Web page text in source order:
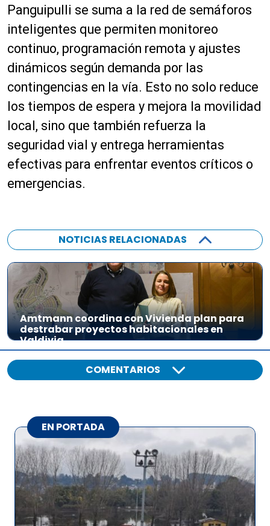
Panguipulli se suma a la red de semáforos
inteligentes que permiten monitoreo
continuo, programación remota y ajustes
dinámicos según demanda por las
contingencias en la vía. Esto no solo reduce
los tiempos de espera y mejora la movilidad
local, sino que también refuerza la
seguridad vial y entrega herramientas
efectivas para enfrentar eventos críticos o
emergencias.
NOTICIAS RELACIONADAS
Amtmann coordina con Vivienda plan para
destrabar proyectos habitacionales en
Valdivia
COMENTARIOS
EN PORTADA